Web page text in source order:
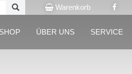
Warenkorb
ÜBER UNS SERVICE